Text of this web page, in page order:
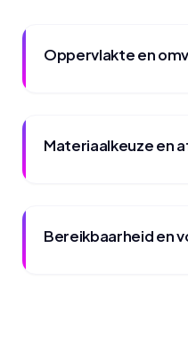
Oppervlakte en
Materiaalkeuze en
Bereikbaarheid en